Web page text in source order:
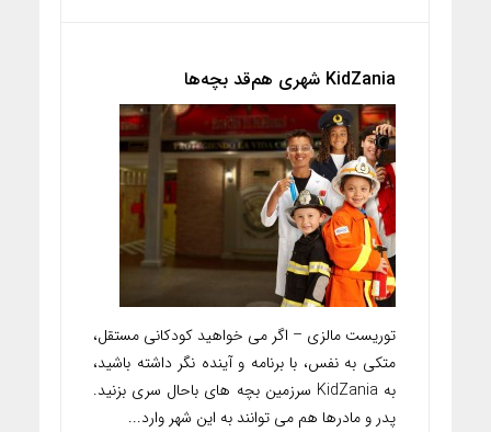
KidZania شهری هم‌قد بچه‌ها
توریست مالزی – اگر می خواهید کودکانی مستقل،
متکی به نفس، با برنامه و آینده نگر داشته باشید،
به KidZania سرزمین بچه های باحال سری بزنید.
پدر و مادرها هم می توانند به این شهر وارد...